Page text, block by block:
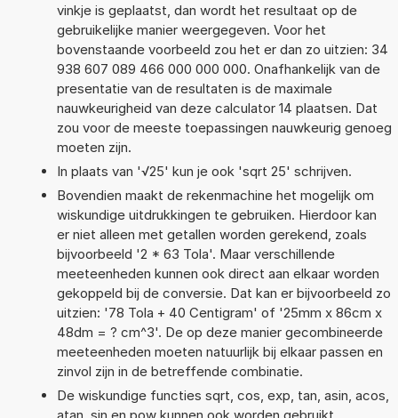
vinkje is geplaatst, dan wordt het resultaat op de
gebruikelijke manier weergegeven. Voor het
bovenstaande voorbeeld zou het er dan zo uitzien: 34
938 607 089 466 000 000 000. Onafhankelijk van de
presentatie van de resultaten is de maximale
nauwkeurigheid van deze calculator 14 plaatsen. Dat
zou voor de meeste toepassingen nauwkeurig genoeg
moeten zijn.
In plaats van '√25' kun je ook 'sqrt 25' schrijven.
Bovendien maakt de rekenmachine het mogelijk om
wiskundige uitdrukkingen te gebruiken. Hierdoor kan
er niet alleen met getallen worden gerekend, zoals
bijvoorbeeld '2 * 63 Tola'. Maar verschillende
meeteenheden kunnen ook direct aan elkaar worden
gekoppeld bij de conversie. Dat kan er bijvoorbeeld zo
uitzien: '78 Tola + 40 Centigram' of '25mm x 86cm x
48dm = ? cm^3'. De op deze manier gecombineerde
meeteenheden moeten natuurlijk bij elkaar passen en
zinvol zijn in de betreffende combinatie.
De wiskundige functies sqrt, cos, exp, tan, asin, acos,
atan, sin en pow kunnen ook worden gebruikt.